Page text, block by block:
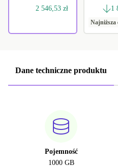
2 546,53 zł
1
Najniższa
Dane techniczne produktu
Pojemność
1000 GB